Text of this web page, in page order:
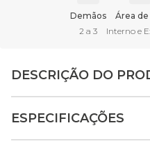
Demãos
2 a 3
Área de
Interno e
DESCRIÇÃO DO
ESPECIFICAÇÕES